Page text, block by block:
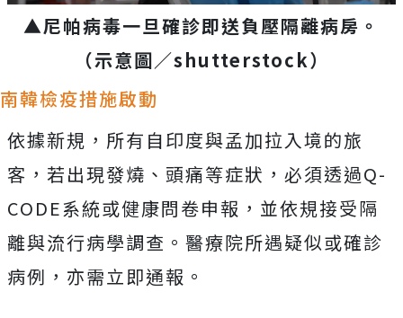
▲尼帕病毒一旦確診即送負壓隔離病房。
（示意圖／shutterstock）
南韓檢疫措施啟動
依據新規，所有自印度與孟加拉入境的旅
客，若出現發燒、頭痛等症狀，必須透過Q-
CODE系統或健康問卷申報，並依規接受隔
離與流行病學調查。醫療院所遇疑似或確診
病例，亦需立即通報。